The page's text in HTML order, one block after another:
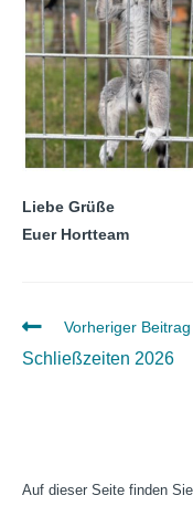
Liebe Grüße
Euer Hortteam
Weitere
ansehen
Vorheriger Beitrag
Schließzeiten 2026
Auf dieser Seite finden